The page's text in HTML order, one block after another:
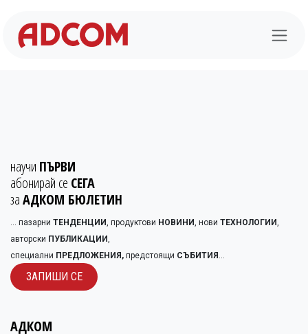
научи ПЪРВИ
абонирай се СЕГА
заАДКОМ БЮЛЕТИН
... пазарни ТЕНДЕНЦИИ, продуктови НОВИНИ, нови ТЕХНОЛОГИИ,
авторски ПУБЛИКАЦИИ,
специални ПРЕДЛОЖЕНИЯ, предстоящи СЪБИТИЯ ...
ЗАПИШИ С​​Е
АДКОМ